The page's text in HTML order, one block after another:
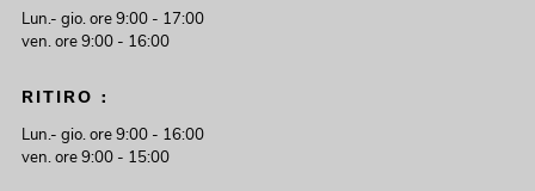
Lun.- gio. ore 9:00 - 17:00
ven. ore 9:00 - 16:00
RITIRO :
Lun.- gio. ore 9:00 - 16:00
ven. ore 9:00 - 15:00